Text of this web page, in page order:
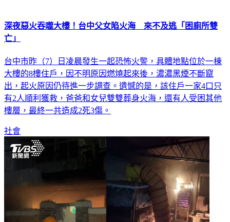
深夜惡火吞噬大樓！台中父女陷火海 來不及逃「困廁所雙
亡」
台中市昨（7）日凌晨發生一起恐怖火警，具體地點位於一棟
大樓的8樓住戶，因不明原因燃燒起來後，濃濃黑煙不斷竄
出，起火原因仍待進一步調查。遺憾的是，該住戶一家4口只
有2人順利獲救，爸爸和女兒雙雙葬身火海，還有人受困其他
樓層，最終一共造成2死3傷。
社會